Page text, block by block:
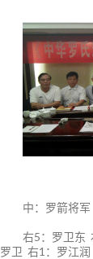
中：罗箭将军
右5：罗卫东
罗卫 右1：罗江润